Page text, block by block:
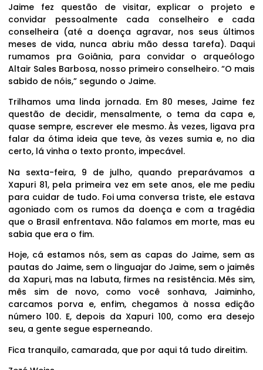
Jaime fez questão de visitar, explicar o projeto e
convidar pessoalmente cada conselheiro e cada
conselheira (até a doença agravar, nos seus últimos
meses de vida, nunca abriu mão dessa tarefa). Daqui
rumamos pra Goiânia, para convidar o arqueólogo
Altair Sales Barbosa, nosso primeiro conselheiro. “O mais
sabido de nóis,” segundo o Jaime.
Trilhamos uma linda jornada. Em 80 meses, Jaime fez
questão de decidir, mensalmente, o tema da capa e,
quase sempre, escrever ele mesmo. Às vezes, ligava pra
falar da ótima ideia que teve, às vezes sumia e, no dia
certo, lá vinha o texto pronto, impecável.
Na sexta-feira, 9 de julho, quando preparávamos a
Xapuri 81, pela primeira vez em sete anos, ele me pediu
para cuidar de tudo. Foi uma conversa triste, ele estava
agoniado com os rumos da doença e com a tragédia
que o Brasil enfrentava. Não falamos em morte, mas eu
sabia que era o fim.
Hoje, cá estamos nós, sem as capas do Jaime, sem as
pautas do Jaime, sem o linguajar do Jaime, sem o jaimês
da Xapuri, mas na labuta, firmes na resistência. Mês sim,
mês sim de novo, como você sonhava, Jaiminho,
carcamos porva e, enfim, chegamos à nossa edição
número 100. E, depois da Xapuri 100, como era desejo
seu, a gente segue esperneando.
Fica tranquilo, camarada, que por aqui tá tudo direitim.